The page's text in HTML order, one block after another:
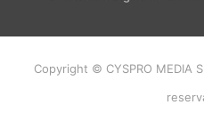
Copyright © CYSPRO MEDIA